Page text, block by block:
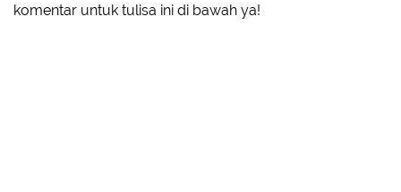
komentar untuk tulisa ini di bawah ya!